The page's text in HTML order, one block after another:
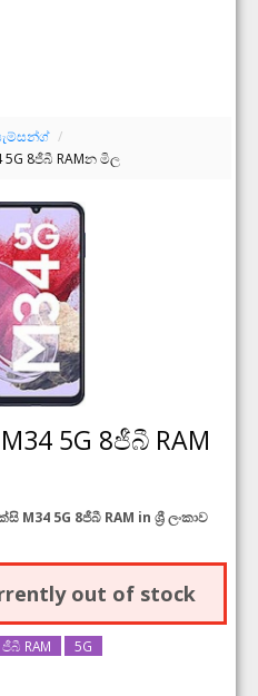
/
8ජීබී RAMන මිල
5G 8ජීබී RAM
5G 8ජීබී RAM in ශ්‍රී ලංකාව
out of stock
ජීබී RAM 5G